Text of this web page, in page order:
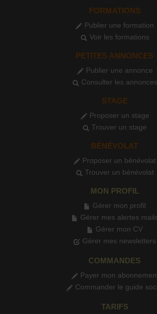
FORMATIONS
Publier une formation
Voir les formations
PETITES ANNONCES
Publier une annonce
Consulter les annonces
STAGE
Proposer un stage
Trouver un stage
BÉNÉVOLAT
Proposer un bénévolat
Trouver un bénévolat
MON PROFIL
Gérer mon profil
Gérer mes alertes mails
Gérer mon CV
Gérer mes newsletters
COMMANDES
Payer mon
Commander le guide
TARIFS